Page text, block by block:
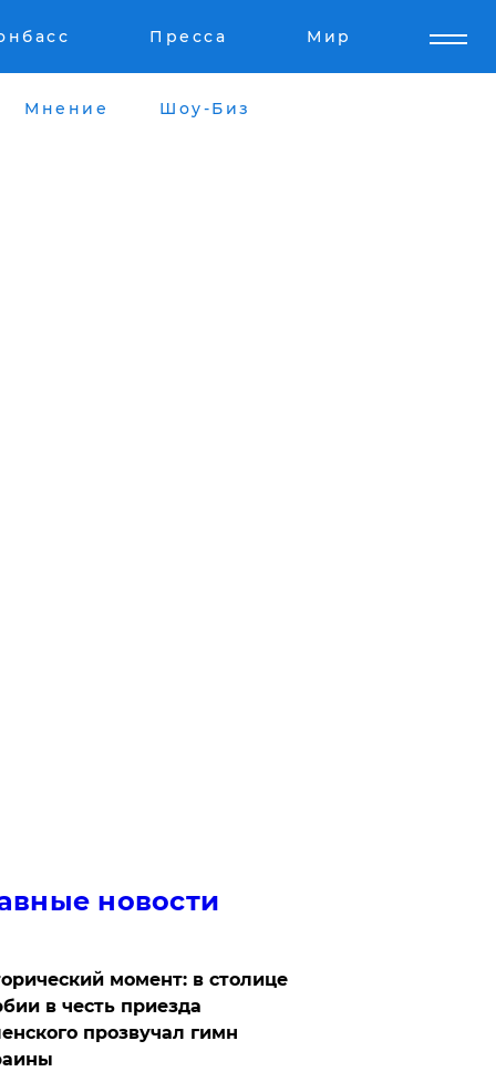
Пресса Мир
Мнение Шоу-Биз
новости
момент: в столице
в честь приезда
прозвучал гимн